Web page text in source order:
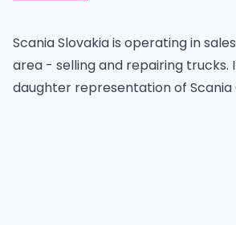
Scania Slovakia is operating in
area - selling and repairing trucks.
daughter representation of Scania